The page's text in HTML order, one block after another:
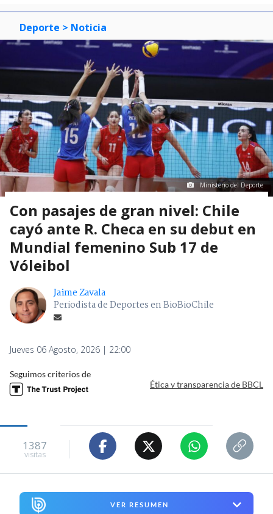
Deporte > Noticia
Ministerio del Deporte
Con pasajes de gran nivel: Chile
cayó ante R. Checa en su debut en
Mundial femenino Sub 17 de
Vóleibol
Jaime Zavala
Periodista de Deportes en BioBioChile
Jueves 06 Agosto, 2026 | 22:00
Seguimos criterios de
Ética y transparencia de BBCL
1387
visitas
VER RESUMEN